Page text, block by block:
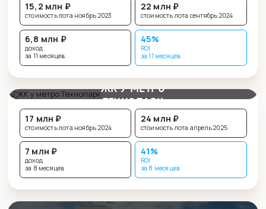
15,2 млн ₽
стоимость лота ноябрь 2023
22 млн ₽
стоимость лота сентябрь 2024
6,8 млн ₽
доход
за 11 месяцев
45%
ROI
за 11 месяцев
ЖК У МЕТРО
ТЕХНОПАРК
17 млн ₽
стоимость лота ноябрь 2024
24 млн ₽
стоимость лота апрель 2025
7 млн ₽
доход
за 8 месяцев
41%
ROI
за 8 месяцев